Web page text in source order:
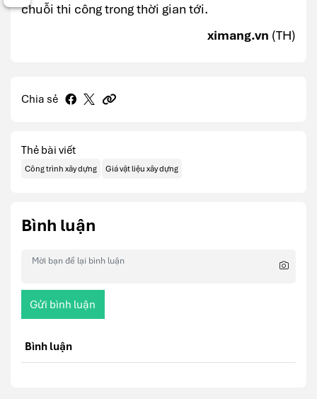
chuỗi thi công trong thời gian tới.
ximang.vn (TH)
Chia sẻ
Thẻ bài viết
Công trình xây dựng Giá vật liệu xây dựng
Bình luận
Gửi bình luận
Bình luận